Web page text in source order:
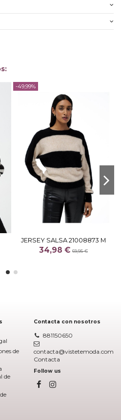
-49,99%
JERSEY SALSA 21008873 M
34,98 € 69,95 €
de
de
Contacta con nosotros
881150650
contacta@vistetemoda.com
Contacta
Follow us